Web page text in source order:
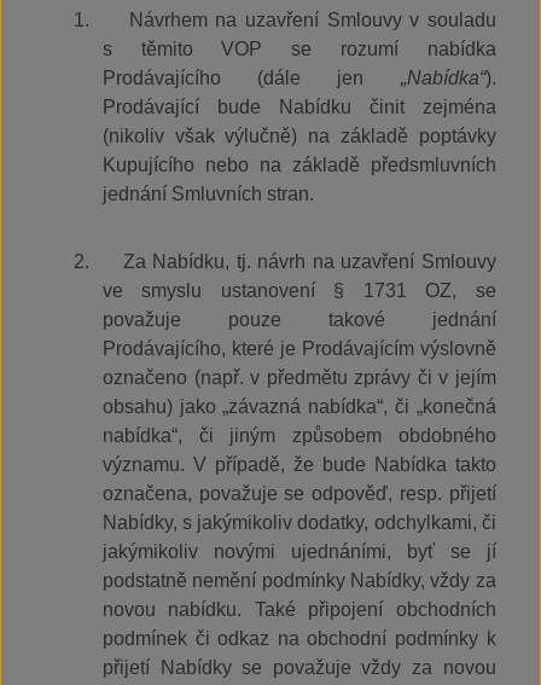
1.
Návrhem na uzavření Smlouvy v souladu
s těmito VOP se rozumí nabídka
Prodávajícího (dále jen „Nabídka“).
Prodávající bude Nabídku činit zejména
(nikoliv však výlučně) na základě poptávky
Kupujícího nebo na základě předsmluvních
jednání Smluvních stran.
2.
Za Nabídku, tj. návrh na uzavření Smlouvy
ve smyslu ustanovení § 1731 OZ, se
považuje pouze takové jednání
Prodávajícího, které je Prodávajícím výslovně
označeno (např. v předmětu zprávy či v jejím
obsahu) jako „závazná nabídka“, či „konečná
nabídka“, či jiným způsobem obdobného
významu. V případě, že bude Nabídka takto
označena, považuje se odpověď, resp. přijetí
Nabídky, s jakýmikoliv dodatky, odchylkami, či
jakýmikoliv novými ujednáními, byť se jí
podstatně nemění podmínky Nabídky, vždy za
novou nabídku. Také připojení obchodních
podmínek či odkaz na obchodní podmínky k
přijetí Nabídky se považuje vždy za novou